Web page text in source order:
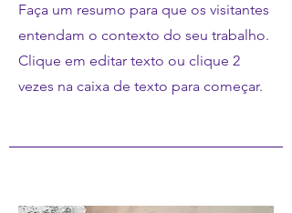
Faça um resumo para que os visitantes
entendam o contexto do seu trabalho.
Clique em editar texto ou clique 2
vezes na caixa de texto para começar.